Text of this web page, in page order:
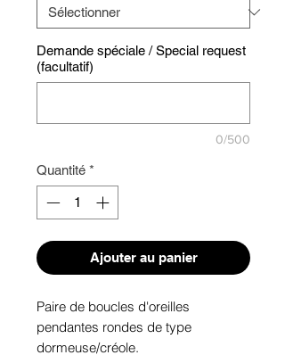
Demande spéciale / Special request
(facultatif)
0/500
Quantité *
Ajouter au panier
Paire de boucles d'oreilles
pendantes rondes de type
dormeuse/créole.